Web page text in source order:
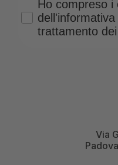
Privacy Policy
Ho compreso i
trattamento
Via